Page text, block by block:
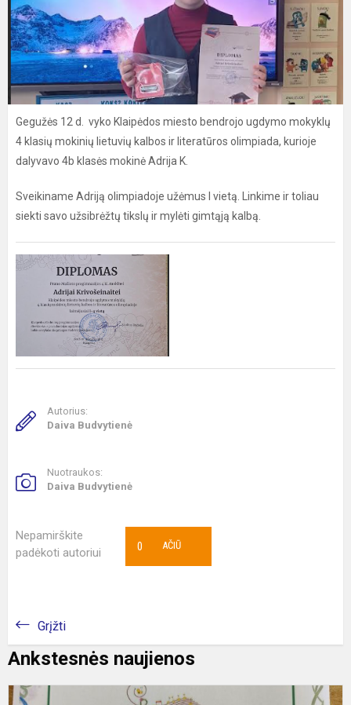
Gegužės 12 d. vyko Klaipėdos miesto bendrojo ugdymo mokyklų
4 klasių mokinių lietuvių kalbos ir literatūros olimpiada, kurioje
dalyvavo 4b klasės mokinė Adrija K.
Sveikiname Adriją olimpiadoje užėmus I vietą. Linkime ir toliau
siekti savo užsibrėžtų tikslų ir mylėti gimtąją kalbą.
Autorius:
Daiva Budvytienė
Nuotraukos:
Daiva Budvytienė
Nepamirškite
padėkoti autoriui
AČIŪ
0
Grįžti
Ankstesnės naujienos